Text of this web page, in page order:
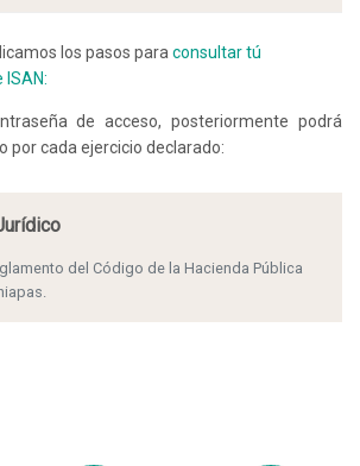
los pasos para consultar tú
ISAN:
de acceso, posteriormente podrá
por cada ejercicio declarado:
del Código de la Hacienda Pública